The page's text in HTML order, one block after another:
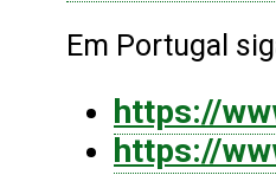
Em Portugal
https://
https://